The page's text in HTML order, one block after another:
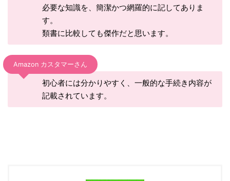
必要な知識を、簡潔かつ網羅的に記してありま
す。
類書に比較しても傑作だと思います。
Amazon カスタマーさん
初心者には分かりやすく、一般的な手続き内容が
記載されています。